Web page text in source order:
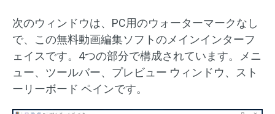
次のウィンドウは、PC用のウォーターマークなし
で、この無料動画編集ソフトのメインインターフ
ェイスです。4つの部分で構成されています。メニ
ュー、ツールバー、プレビュー ウィンドウ、スト
ーリーボード ペインです。